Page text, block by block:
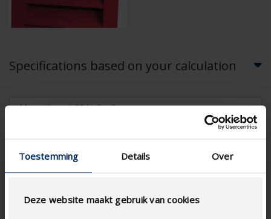
Toestemming Details Over
Deze website maakt gebruik van cookies
Specifications based on your calculation
AIRFLOW CALCULATION
Technical Specifications